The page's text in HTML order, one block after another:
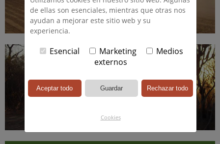
de ellas son esenciales, mientras que otras nos
ayudan a mejorar este sitio web y su
experiencia.
Esencial Marketing
Medios
externos
Cookies